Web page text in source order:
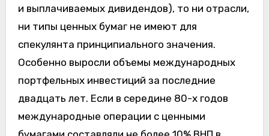
и выплачиваемых дивидендов), то ни отрасли,
ни типы ценных бумаг не имеют для
спекулянта принципиального значения.
Особенно выросли объемы международных
портфельных инвестиций за последние
двадцать лет. Если в середине 80-х годов
международные операции с ценными